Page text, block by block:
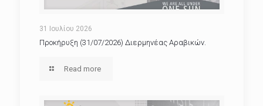
31 Ιουλίου 2026
Προκήρυξη (31/07/2026) Διερμηνέας Αραβικών.
Read more